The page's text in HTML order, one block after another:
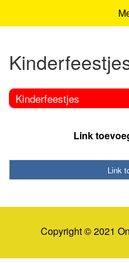
Kinderfeestjes
Link
Link
Copyright © 2021